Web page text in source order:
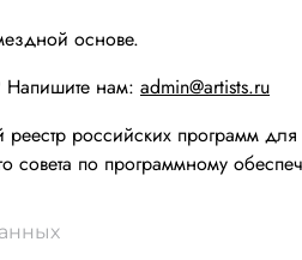
основе.
Напишите нам: admin@artists.ru
российских программ
совета по программному